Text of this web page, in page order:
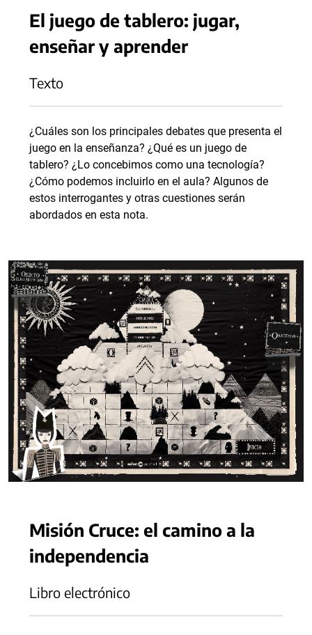
El juego de tablero: jugar,
enseñar y aprender
Texto
¿Cuáles son los principales debates que presenta el
juego en la enseñanza? ¿Qué es un juego de
tablero? ¿Lo concebimos como una tecnología?
¿Cómo podemos incluirlo en el aula? Algunos de
estos interrogantes y otras cuestiones serán
abordados en esta nota.
Misión Cruce: el camino a la
independencia
Libro electrónico